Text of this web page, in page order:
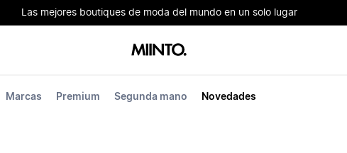
Las mejores boutiques de moda del mundo en un solo lugar
Marcas Premium Segunda mano Novedades